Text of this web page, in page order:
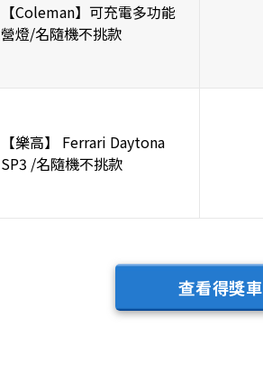
【Coleman】可充電多功能
營燈/名隨機不挑款
【樂高】 Ferrari Daytona
SP3 /名隨機不挑款
查看得獎車